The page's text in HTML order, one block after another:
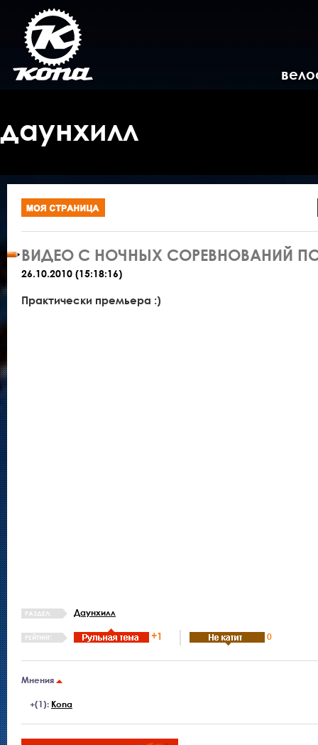
даунхилл
ВИДЕО С НОЧНЫХ СОРЕВНОВАНИЙ ПО
26.10.2010 (15:18:16)
Практически премьера :)
РАЗДЕЛ: Даунхилл
РЕЙТИНГ: +1 0
Мнения
+(1): Kona